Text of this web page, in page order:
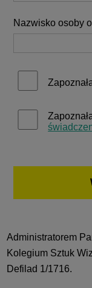
Nazwisko osoby
Administratorem
Kolegium Sztuk
Defilad 1/1716.